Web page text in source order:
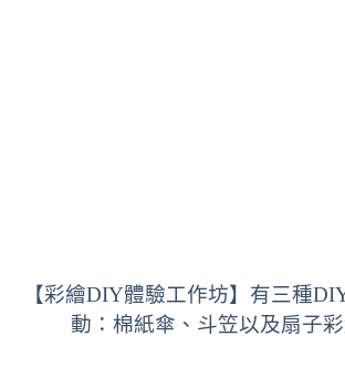
【彩繪DIY體驗工作坊】有三種
動：棉紙傘、斗笠以及扇子